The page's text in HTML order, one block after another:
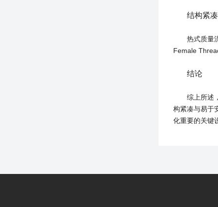
结构紧
热式质量流
Female
结论
综上所述，
构紧凑与易于
化重要的关键